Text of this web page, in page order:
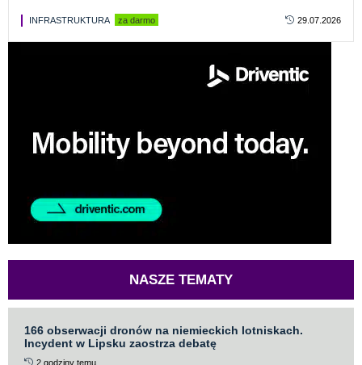
INFRASTRUKTURA za darmo 29.07.2026
NASZE TEMATY
166 obserwacji dronów na niemieckich lotniskach.
Incydent w Lipsku zaostrza debatę
2 godziny temu